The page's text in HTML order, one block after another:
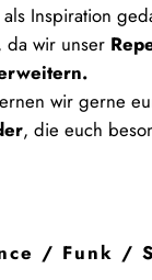
als Inspiration
da wir unser
wir gerne
, die euch
/ Funk /